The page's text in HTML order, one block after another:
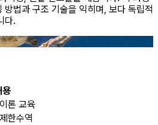
법과 구조 기술을 익히며, 보다 독립적
다.
용
론 교육
한수역